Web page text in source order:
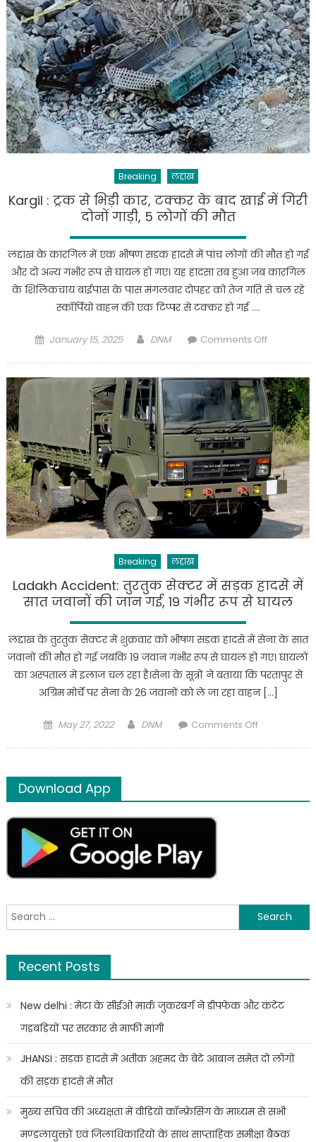
Breaking लद्दाख
Kargil : ट्रक से भिड़ी कार, टक्कर के बाद खाई में गिरी
दोनों गाड़ी, 5 लोगों की मौत
लद्दाख के कारगिल में एक भीषण सड़क हादसे में पांच लोगों की मौत हो गई
और दो अन्य गंभीर रूप से घायल हो गए। यह हादसा तब हुआ जब कारगिल
के शिलिकचाय बाईपास के पास मंगलवार दोपहर को तेज गति से चल रहे
स्कॉर्पियो वाहन की एक टिप्पर से टक्कर हो गई ….
Posted
January 15, 2025 Author
DNM Comments Offon
ट्रक
से
भिड़ी
कार,
टक्कर
के
बाद
खाई
में
गिरी
5
लोगों
मौत
Breaking लद्दाख
Ladakh Accident: तुरतुक सेक्टर में सड़क हादसे में
सात जवानों की जान गई, 19 गंभीर रूप से घायल
लद्दाख के तुरतुक सेक्टर में शुक्रवार को भीषण सड़क हादसे में सेना के सात
जवानों की मौत हो गई जबकि 19 जवान गंभीर रूप से घायल हो गए। घायलों
का अस्पताल में इलाज चल रहा है।सेना के सूत्रों ने बताया कि परतापुर से
अग्रिम मोर्चे पर सेना के 26 जवानों को ले जा रहा वाहन […]
Posted
May 27, 2022 Author
DNM Comments Offon
में
की
जान
गई,
रूप
से
Download App
Search
for:
Recent Posts
New delhi : मेटा के सीईओ मार्क जुकरबर्ग ने डीपफेक और कंटेंट
गड़बड़ियों पर सरकार से माफी मांगी
JHANSI : सड़क हादसे में अतीक अहमद के बेटे आबान समेत दो लोगों
की सड़क हादसे में मौत
मुख्य सचिव की अध्यक्षता में वीडियो कॉन्फ्रेंसिंग के माध्यम से सभी
मण्डलायुक्तों एवं जिलाधिकारियों के साथ साप्ताहिक समीक्षा बैठक